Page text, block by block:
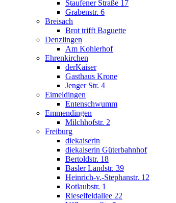
Staufener Straße 17
Grabenstr. 6
Breisach
Brot trifft Baguette
Denzlingen
Am Kohlerhof
Ehrenkirchen
derKaiser
Gasthaus Krone
Jenger Str. 4
Eimeldingen
Entenschwumm
Emmendingen
Milchhofstr. 2
Freiburg
diekaiserin
diekaiserin Güterbahnhof
Bertoldstr. 18
Basler Landstr. 39
Heinrich-v.-Stephanstr. 12
Rotlaubstr. 1
Rieselfeldallee 22